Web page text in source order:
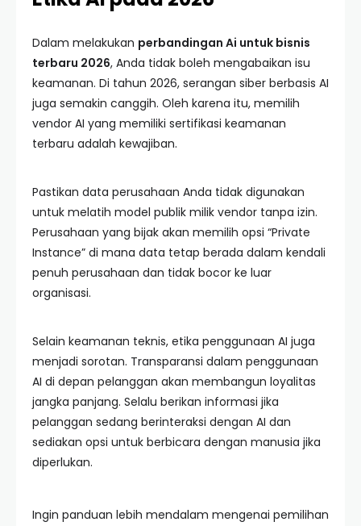
Dalam melakukan perbandingan Ai untuk bisnis
terbaru 2026, Anda tidak boleh mengabaikan isu
keamanan. Di tahun 2026, serangan siber berbasis AI
juga semakin canggih. Oleh karena itu, memilih
vendor AI yang memiliki sertifikasi keamanan
terbaru adalah kewajiban.
Pastikan data perusahaan Anda tidak digunakan
untuk melatih model publik milik vendor tanpa izin.
Perusahaan yang bijak akan memilih opsi “Private
Instance” di mana data tetap berada dalam kendali
penuh perusahaan dan tidak bocor ke luar
organisasi.
Selain keamanan teknis, etika penggunaan AI juga
menjadi sorotan. Transparansi dalam penggunaan
AI di depan pelanggan akan membangun loyalitas
jangka panjang. Selalu berikan informasi jika
pelanggan sedang berinteraksi dengan AI dan
sediakan opsi untuk berbicara dengan manusia jika
diperlukan.
Ingin panduan lebih mendalam mengenai pemilihan